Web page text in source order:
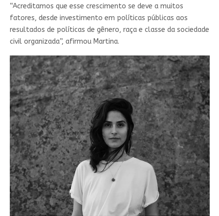
“Acreditamos que esse crescimento se deve a muitos
fatores, desde investimento em políticas públicas aos
resultados de políticas de gênero, raça e classe da sociedade
civil organizada”, afirmou Martina.